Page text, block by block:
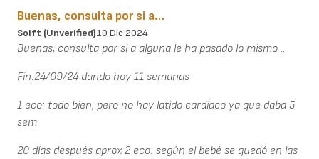
Buenas, consulta por si a…
Solft (unverified)10 Dic 2024
Buenas, consulta por si a alguna le ha pasado lo mismo ..
Fin:24/09/24 dando hoy 11 semanas
1 eco: todo bien, pero no hay latido cardíaco ya que daba 5
sem
20 días después aprox 2 eco: según el bebé se quedó en las